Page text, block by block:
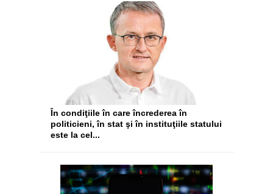
În condiţiile în care încrederea în
politicieni, în stat şi în instituţiile statului
este la cel...